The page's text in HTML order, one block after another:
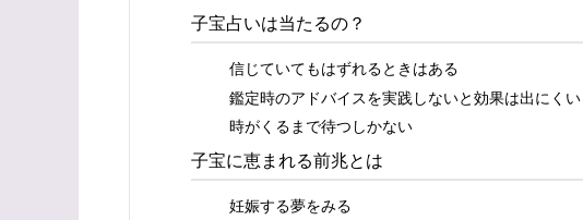
子宝占いは当たるの？
信じていてもはずれるときはある
鑑定時のアドバイスを実践しないと効果は出にくい
時がくるまで待つしかない
子宝に恵まれる前兆とは
妊娠する夢をみる